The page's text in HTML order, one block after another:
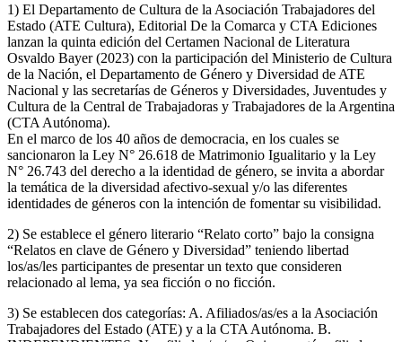
1) El Departamento de Cultura de la Asociación Trabajadores del
Estado (ATE Cultura), Editorial De la Comarca y CTA Ediciones
lanzan la quinta edición del Certamen Nacional de Literatura
Osvaldo Bayer (2023) con la participación del Ministerio de Cultura
de la Nación, el Departamento de Género y Diversidad de ATE
Nacional y las secretarías de Géneros y Diversidades, Juventudes y
Cultura de la Central de Trabajadoras y Trabajadores de la Argentina
(CTA Autónoma).
En el marco de los 40 años de democracia, en los cuales se
sancionaron la Ley N° 26.618 de Matrimonio Igualitario y la Ley
N° 26.743 del derecho a la identidad de género, se invita a abordar
la temática de la diversidad afectivo-sexual y/o las diferentes
identidades de géneros con la intención de fomentar su visibilidad.
2) Se establece el género literario “Relato corto” bajo la consigna
“Relatos en clave de Género y Diversidad” teniendo libertad
los/as/les participantes de presentar un texto que consideren
relacionado al lema, ya sea ficción o no ficción.
3) Se establecen dos categorías: A. Afiliados/as/es a la Asociación
Trabajadores del Estado (ATE) y a la CTA Autónoma. B.